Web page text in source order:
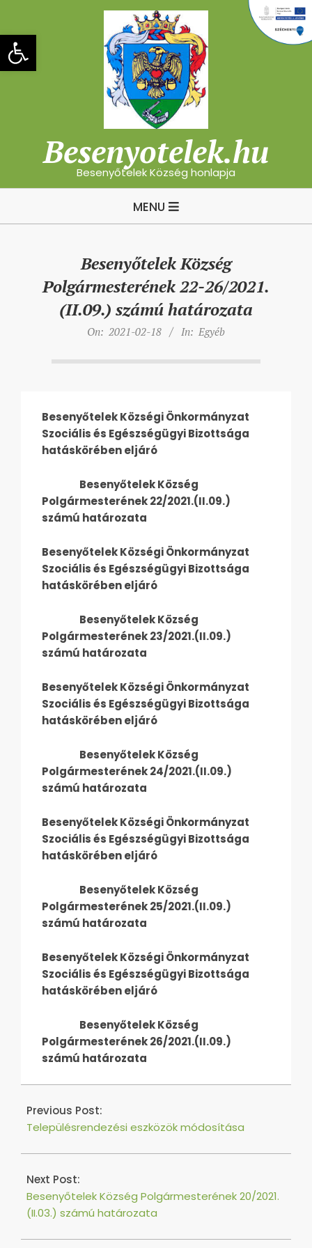
Eszköztár megnyitása
content
Besenyotelek.hu
Besenyőtelek Község honlapja
MENU
Besenyőtelek Község
Polgármesterének 22-26/2021.
(II.09.) számú határozata
On: 2021-02-18 In: Egyéb
Besenyőtelek Községi Önkormányzat
Szociális és Egészségügyi Bizottsága
hatáskörében eljáró
Besenyőtelek Község
Polgármesterének 22/2021.(II.09.)
számú határozata
Besenyőtelek Községi Önkormányzat
Szociális és Egészségügyi Bizottsága
hatáskörében eljáró
Besenyőtelek Község
Polgármesterének 23/2021.(II.09.)
számú határozata
Besenyőtelek Községi Önkormányzat
Szociális és Egészségügyi Bizottsága
hatáskörében eljáró
Besenyőtelek Község
Polgármesterének 24/2021.(II.09.)
számú határozata
Besenyőtelek Községi Önkormányzat
Szociális és Egészségügyi Bizottsága
hatáskörében eljáró
Besenyőtelek Község
Polgármesterének 25/2021.(II.09.)
számú határozata
Besenyőtelek Községi Önkormányzat
Szociális és Egészségügyi Bizottsága
hatáskörében eljáró
Besenyőtelek Község
Polgármesterének 26/2021.(II.09.)
számú határozata
2021-
18
Previous Post:
Településrendezési eszközök módosítása
Next Post:
Besenyőtelek Község Polgármesterének 20/2021.
(II.03.) számú határozata